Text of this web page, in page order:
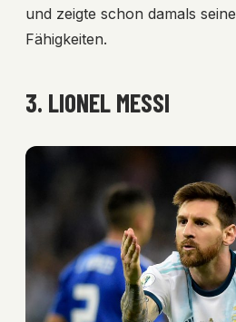
und zeigte schon damals
Fähigkeiten.
3. LIONEL MESSI